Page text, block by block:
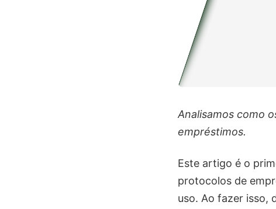
Analisamos como
empréstimos.
Este artigo é o
protocolos de
uso. Ao fazer isso,